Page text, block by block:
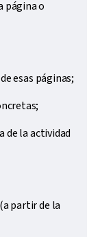
página o
esas páginas;
de la actividad
partir de la